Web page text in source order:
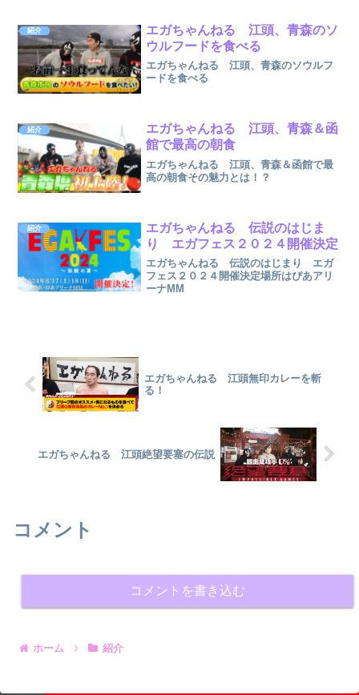
紹介
エガちゃんねる 江頭、青森のソ
ウルフードを食べる
エガちゃんねる 江頭、青森のソウルフ
ードを食べる
紹介
エガちゃんねる 江頭、青森＆函
館で最高の朝食
エガちゃんねる 江頭、青森＆函館で最
高の朝食その魅力とは！？
紹介
エガちゃんねる 伝説のはじま
り エガフェス２０２４開催決定
エガちゃんねる 伝説のはじまり エガ
フェス２０２４開催決定場所はぴあアリ
ーナMM
エガちゃんねる 江頭無印カレーを斬
る！
エガちゃんねる 江頭絶望要塞の伝説
コメント
コメントを書き込む
ホーム 紹介